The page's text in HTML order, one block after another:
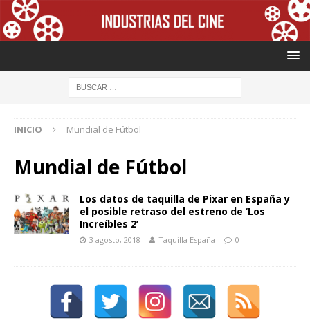
INICIO Mundial de Fútbol
Mundial de Fútbol
Los datos de taquilla de Pixar en España y
el posible retraso del estreno de ‘Los
Increíbles 2’
3 agosto, 2018 Taquilla España 0